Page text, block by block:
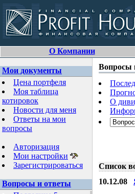
О Компании
Мои документы
Цена портфеля
Моя таблица
котировок
Новости для меня
Ответы на мои
вопросы
Авторизация
Мои настройки
Зарегистрироваться
Вопросы и ответы
Вопросы
О
Список
10.12.08